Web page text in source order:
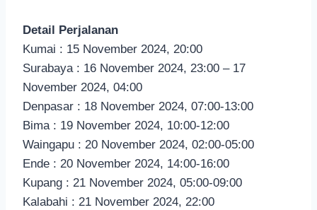
Detail Perjalanan
Kumai : 15 November 2024, 20:00
Surabaya : 16 November 2024, 23:00 – 17
November 2024, 04:00
Denpasar : 18 November 2024, 07:00-13:00
Bima : 19 November 2024, 10:00-12:00
Waingapu : 20 November 2024, 02:00-05:00
Ende : 20 November 2024, 14:00-16:00
Kupang : 21 November 2024, 05:00-09:00
Kalabahi : 21 November 2024, 22:00